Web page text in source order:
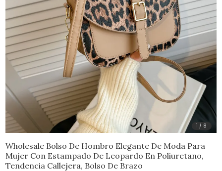
1 / 8
Wholesale Bolso De Hombro Elegante De Moda Para
Mujer Con Estampado De Leopardo En Poliuretano,
Tendencia Callejera, Bolso De Brazo